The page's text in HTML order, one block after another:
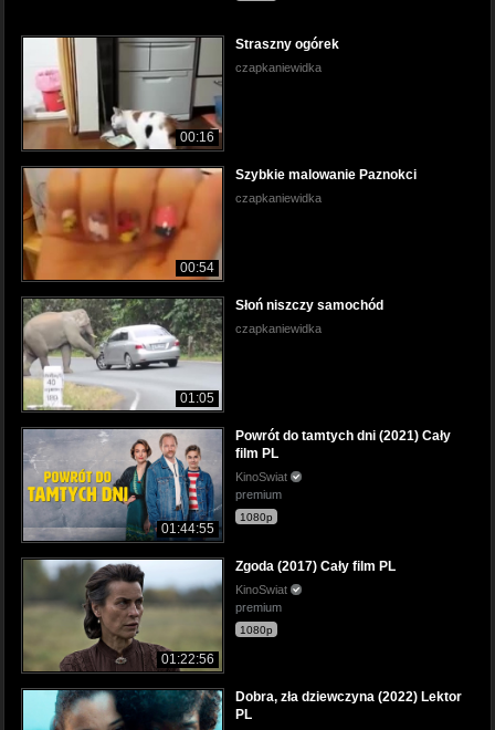
00:16
Straszny ogórek
czapkaniewidka
00:54
Szybkie malowanie Paznokci
czapkaniewidka
01:05
Słoń niszczy samochód
czapkaniewidka
01:44:55
Powrót do tamtych dni (2021) Cały
film PL
KinoSwiat
premium
1080p
01:22:56
Zgoda (2017) Cały film PL
KinoSwiat
premium
1080p
Dobra, zła dziewczyna (2022) Lektor
PL